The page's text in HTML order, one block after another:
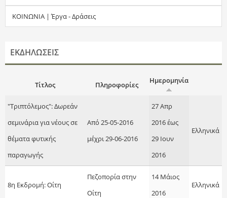
τ
ΚΟΙΝΩΝΙΑ | Έργα - Δράσεις
ΕΚΔΗΛΩΣΕΙΣ
Τίτλος Πληροφορίες Ημερομηνία
"Τριπτόλεμος": Δωρεάν
σεμινάρια για νέους σε
θέματα φυτικής
παραγωγής
Από 25-05-2016
μέχρι 29-06-2016
27 Απρ
2016έως
29 Ιουν
2016
Ελληνικά
8η Εκδρομή: Οίτη
Πεζοπορία στην
Οίτη
14 Μάιος
2016
Ελληνικά